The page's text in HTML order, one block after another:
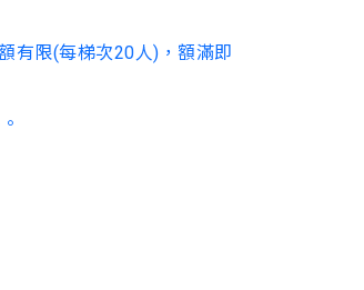
有限(每梯次20人)，額滿即